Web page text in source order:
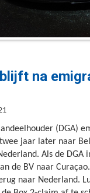
na
(DGA)
jaar later naar
Als de DGA
de BV naar
naar Nederland.